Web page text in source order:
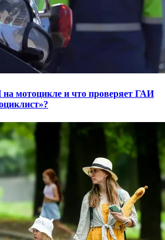
мотоцикле и что проверяет ГАИ